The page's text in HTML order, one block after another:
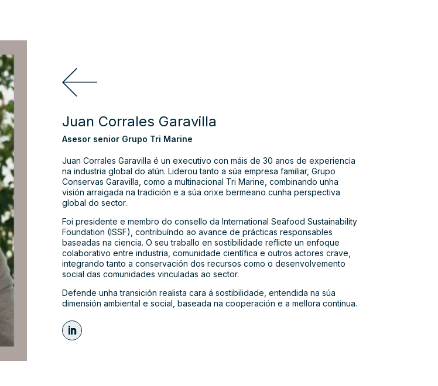
Juan Corrales Garavilla
Asesor senior Grupo Tri Marine
Juan Corrales Garavilla é un executivo con máis de 30 anos de experiencia
na industria global do atún. Liderou tanto a súa empresa familiar, Grupo
Conservas Garavilla, como a multinacional Tri Marine, combinando unha
visión arraigada na tradición e a súa orixe bermeano cunha perspectiva
global do sector.
Foi presidente e membro do consello da International Seafood Sustainability
Foundation (ISSF), contribuíndo ao avance de prácticas responsables
baseadas na ciencia. O seu traballo en sostibilidade reflicte un enfoque
colaborativo entre industria, comunidade científica e outros actores crave,
integrando tanto a conservación dos recursos como o desenvolvemento
social das comunidades vinculadas ao sector.
Defende unha transición realista cara á sostibilidade, entendida na súa
dimensión ambiental e social, baseada na cooperación e a mellora continua.